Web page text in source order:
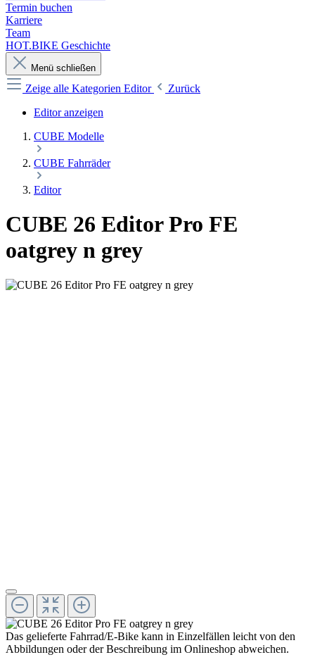
Termin buchen
Karriere
Team
HOT.BIKE Geschichte
Menü schließen
Zeige alle Kategorien Editor
Zurück
Editor anzeigen
CUBE Modelle
CUBE Fahrräder
Editor
CUBE 26 Editor Pro FE
oatgrey n grey
Das gelieferte Fahrrad/E-Bike kann in Einzelfällen leicht von den
Abbildungen oder der Beschreibung im Onlineshop abweichen.